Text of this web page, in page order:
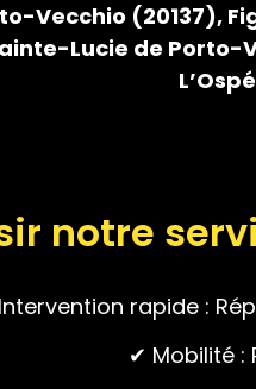
Vecchio (20137),
Lucie de Porto-
notre
rapide :
✔ Mobilité :